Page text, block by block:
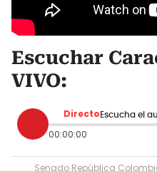
Escuchar
VIVO:
Directo Escucha el
00:00:00
Senado República